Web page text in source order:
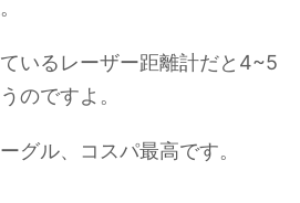
いるレーザー距離計だと4~5
のですよ。
グル、コスパ最高です。